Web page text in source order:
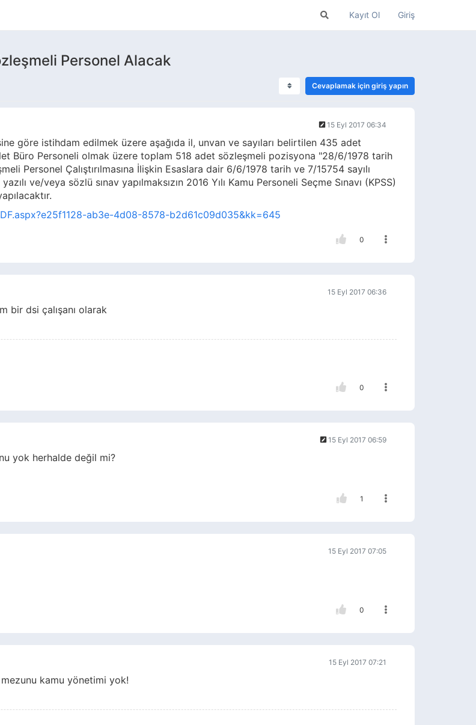
Kayıt Ol Giriş
Personel Alacak
Cevaplamak için giriş yapın
15 Eyl 2017 06:34
göre istihdam edilmek üzere aşağıda il, unvan ve sayıları belirtilen 435 adet
Büro Personeli olmak üzere toplam 518 adet sözleşmeli pozisyona "28/6/1978 tarih
Personel Çalıştırılmasına İlişkin Esaslara dair 6/6/1978 tarih ve 7/15754 sayılı
ve/veya sözlü sınav yapılmaksızın 2016 Yılı Kamu Personeli Seçme Sınavı (KPSS)
ab3e-4d08-8578-b2d61c09d035&kk=645
0
15 Eyl 2017 06:36
bir dsi çalışanı olarak
0
15 Eyl 2017 06:59
yok herhalde değil mi?
1
15 Eyl 2017 07:05
0
15 Eyl 2017 07:21
mezunu kamu yönetimi yok!